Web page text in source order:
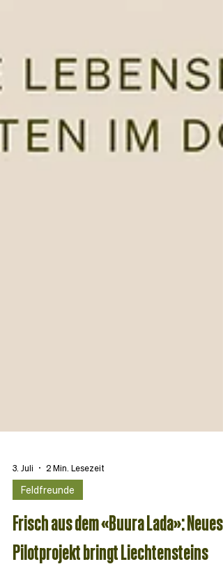
3. Juli 2 Min. Lesezeit